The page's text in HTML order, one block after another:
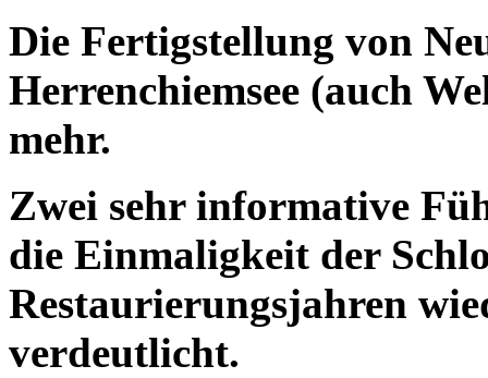
Die Fertigstellung von
Herrenchiemsee (auch
mehr.
Zwei sehr informative
die Einmaligkeit der
Restaurierungsjahren
verdeutlicht.